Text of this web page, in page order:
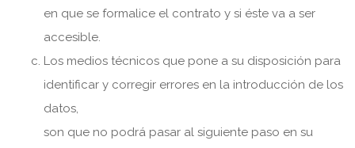
en que se formalice el contrato y si éste va a ser
accesible.
Los medios técnicos que pone a su disposición para
identificar y corregir errores en la introducción de los
datos,
son que no podrá pasar al siguiente paso en su